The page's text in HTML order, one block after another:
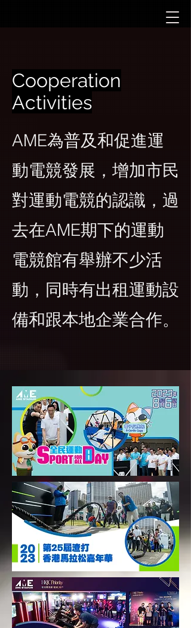
Cooperation
Activities
AME為普及和促進運
動電競發展，增加市民
對運動電競的認識，過
去在AME期下的運動
電競館有舉辦不少活
動，同時有出租運動設
備和跟本地企業合作。